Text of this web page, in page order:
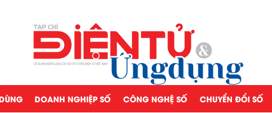
DOANH NGHIỆP SỐ CÔNG NGHỆ SỐ CHUYỂN ĐỔI SỐ